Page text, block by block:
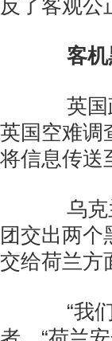
反了客观公
客
英国政
英国空难调
将信息传送
乌克兰
团交出两
交给荷兰方
“我们